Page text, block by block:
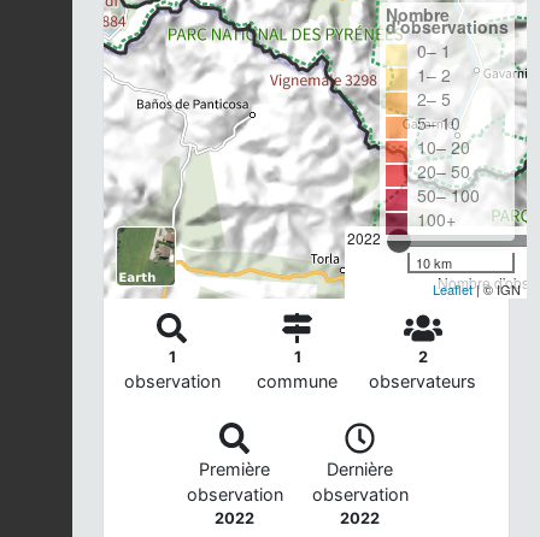
2022
Nombre
Nombre
d'observations
0– 1
1– 2
2– 5
5– 10
10– 20
20– 50
50– 100
100+
10 km
Leaflet| © IGN
1
observation
1
commune
2
observateurs
Première
observation
2022
Dernière
observation
2022